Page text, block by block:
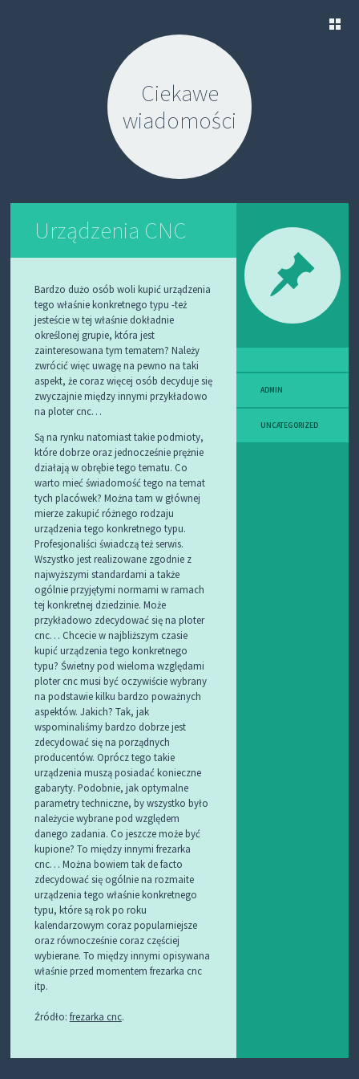
Ciekawe
wiadomości
Urządzenia CNC
Bardzo dużo osób woli kupić urządzenia
tego właśnie konkretnego typu -też
jesteście w tej właśnie dokładnie
określonej grupie, która jest
zainteresowana tym tematem? Należy
zwrócić więc uwagę na pewno na taki
aspekt, że coraz więcej osób decyduje się
zwyczajnie między innymi przykładowo
na ploter cnc…
Są na rynku natomiast takie podmioty,
które dobrze oraz jednocześnie prężnie
działają w obrębie tego tematu. Co
warto mieć świadomość tego na temat
tych placówek? Można tam w głównej
mierze zakupić różnego rodzaju
urządzenia tego konkretnego typu.
Profesjonaliści świadczą też serwis.
Wszystko jest realizowane zgodnie z
najwyższymi standardami a także
ogólnie przyjętymi normami w ramach
tej konkretnej dziedzinie. Może
przykładowo zdecydować się na ploter
cnc… Chcecie w najbliższym czasie
kupić urządzenia tego konkretnego
typu? Świetny pod wieloma względami
ploter cnc musi być oczywiście wybrany
na podstawie kilku bardzo poważnych
aspektów. Jakich? Tak, jak
wspominaliśmy bardzo dobrze jest
zdecydować się na porządnych
producentów. Oprócz tego takie
urządzenia muszą posiadać konieczne
gabaryty. Podobnie, jak optymalne
parametry techniczne, by wszystko było
należycie wybrane pod względem
danego zadania. Co jeszcze może być
kupione? To między innymi frezarka
cnc… Można bowiem tak de facto
zdecydować się ogólnie na rozmaite
urządzenia tego właśnie konkretnego
typu, które są rok po roku
kalendarzowym coraz popularniejsze
oraz równocześnie coraz częściej
wybierane. To między innymi opisywana
właśnie przed momentem frezarka cnc
itp.
Źródło: frezarka cnc.
ADMIN
UNCATEGORIZED